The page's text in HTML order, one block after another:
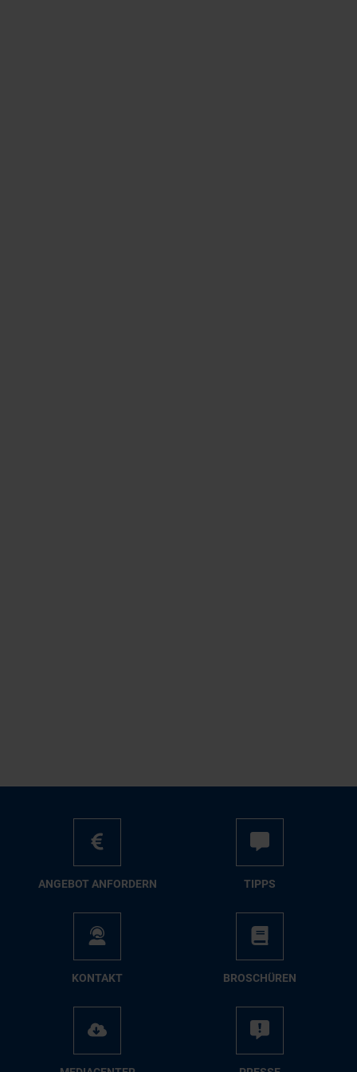
AN­GE­BOT AN­FOR­DERN TIPPS
KON­TAKT BRO­SCHÜ­REN